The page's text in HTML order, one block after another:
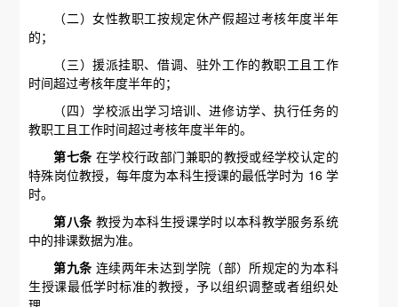
（二）女性教职工按规定休产假超过考核年度半年
的；
（三）援派挂职、借调、驻外工作的教职工且工作
时间超过考核年度半年的；
（四）学校派出学习培训、进修访学、执行任务的
教职工且工作时间超过考核年度半年的。
第七条 在学校行政部门兼职的教授或经学校认定的
特殊岗位教授，每年度为本科生授课的最低学时为 16 学
时。
第八条 教授为本科生授课学时以本科教学服务系统
中的排课数据为准。
第九条 连续两年未达到学院（部）所规定的为本科
生授课最低学时标准的教授，予以组织调整或者组织处